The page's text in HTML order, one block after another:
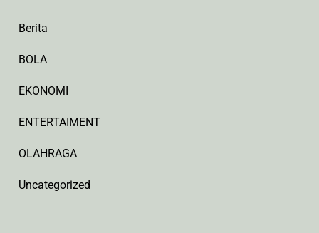
Berita
BOLA
EKONOMI
ENTERTAIMENT
OLAHRAGA
Uncategorized